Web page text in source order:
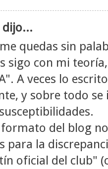
dijo...
quedas sin
sigo con mi
A veces lo
y sobre todo
del blog
para la
oficial del club"